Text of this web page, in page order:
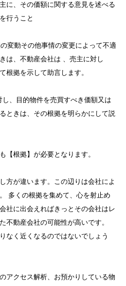
に、その価額に関する意見を述べる
行うこと
変動その他事情の変更によって不適
は、不動産会社は 、売主に対し
根拠を示して助言します。
、目的物件を売買すべき価額又は
ときは、その根拠を明らかにして説
【根拠】が必要となります。
方が違います。この辺りは会社によ
多くの根拠を集めて、心を射止め
社に出会えればきっとその会社はレ
不動産会社の可能性が高いです。
なく近くなるのではないでしょう
アクセス解析、お預かりしている物